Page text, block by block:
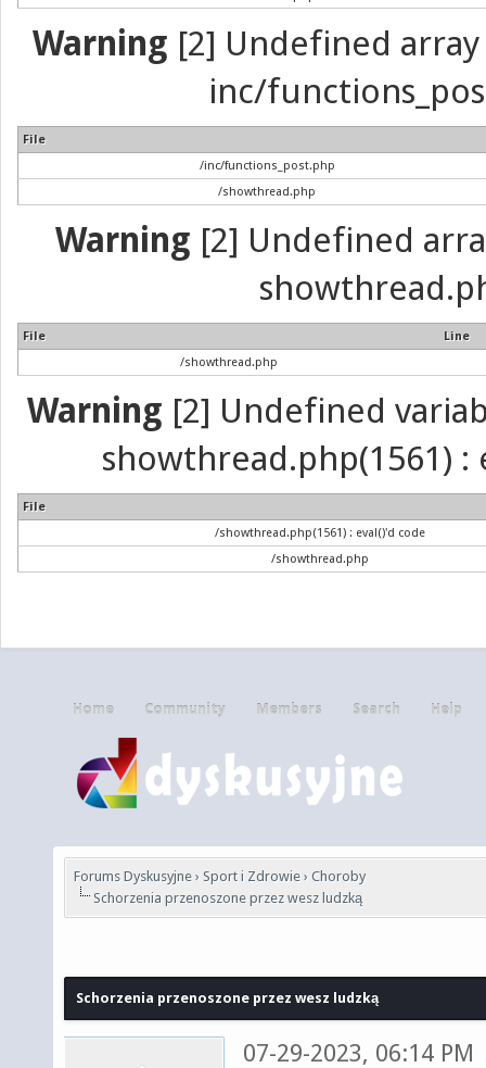
Warning [2] Undefined
inc/
File
/inc/functions_post.php
/showthread.php
Warning [2] Undefined
File
Line
/showthread.php
Warning [2] Undefined
showthread.php(1561) :
File
/showthread.php(1561) : eval()'d code
/showthread.php
Home Community Members Search Help
Forums Dyskusyjne › Sport i Zdrowie › Choroby
Schorzenia przenoszone przez wesz ludzką
Schorzenia przenoszone przez wesz ludzką
07-29-2023, 06:14 PM